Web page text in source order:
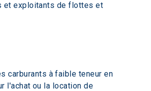
et exploitants de flottes et
carburants à faible teneur en
l'achat ou la location de